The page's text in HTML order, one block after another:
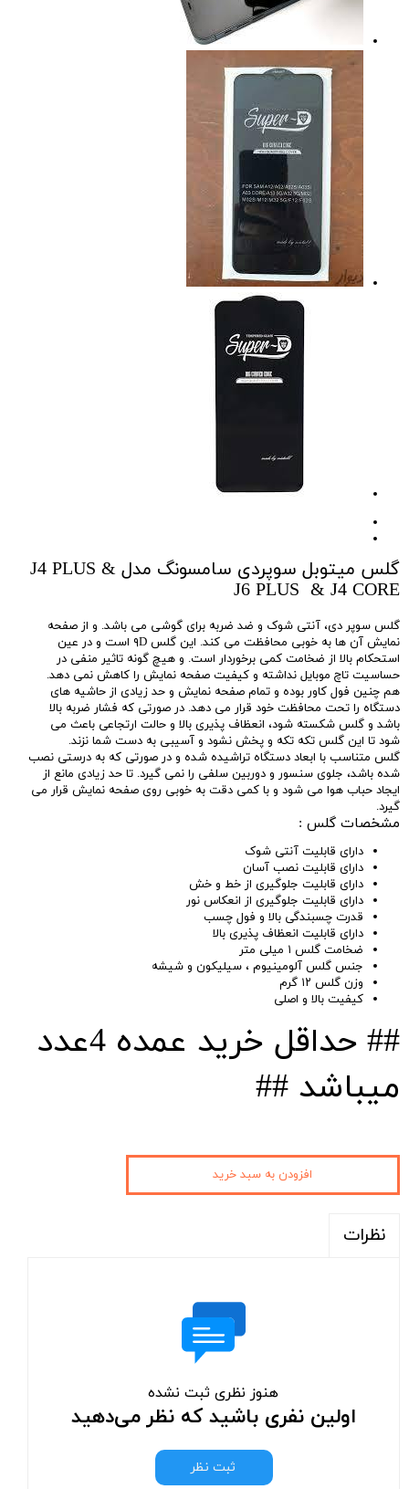
گلس میتوبل سوپردی سامسونگ مدل J4 PLUS &
J6 PLUS & J4 CORE
گلس سوپر دی، آنتی شوک و ضد ضربه برای گوشی می باشد. و از صفحه
نمایش آن ها به خوبی محافظت می کند. این گلس ۹D است و در عین
استحکام بالا از ضخامت کمی برخوردار است. و هیچ گونه تاثیر منفی در
حساسیت تاچ موبایل نداشته و کیفیت صفحه نمایش را کاهش نمی دهد.
هم چنین فول کاور بوده و تمام صفحه نمایش و حد زیادی از حاشیه های
دستگاه را تحت محافظت خود قرار می دهد. در صورتی که فشار ضربه بالا
باشد و گلس شکسته شود، انعظاف پذیری بالا و حالت ارتجاعی باعث می
شود تا این گلس تکه تکه و پخش نشود و آسیبی به دست شما نزند.
گلس متناسب با ابعاد دستگاه تراشیده شده و در صورتی که به درستی نصب
شده باشد، جلوی سنسور و دوربین سلفی را نمی گیرد. تا حد زیادی مانع از
ایجاد حباب هوا می شود و با کمی دقت به خوبی روی صفحه نمایش قرار می
گیرد.
مشخصات گلس :
دارای قابلیت آنتی شوک
دارای قابلیت نصب آسان
دارای قابلیت جلوگیری از خط و خش
دارای قابلیت جلوگیری از انعکاس نور
قدرت چسبندگی بالا و فول چسب
دارای قابلیت انعظاف پذیری بالا
ضخامت گلس ۱ میلی متر
جنس گلس آلومینیوم ، سیلیکون و شیشه
وزن گلس ۱۲ گرم
کیفیت بالا و اصلی
## حداقل خرید عمده 4عدد
میباشد ##
افزودن به سبد خرید
نظرات
هنوز نظری ثبت نشده
اولین نفری باشید که نظر می‌دهید
ثبت نظر